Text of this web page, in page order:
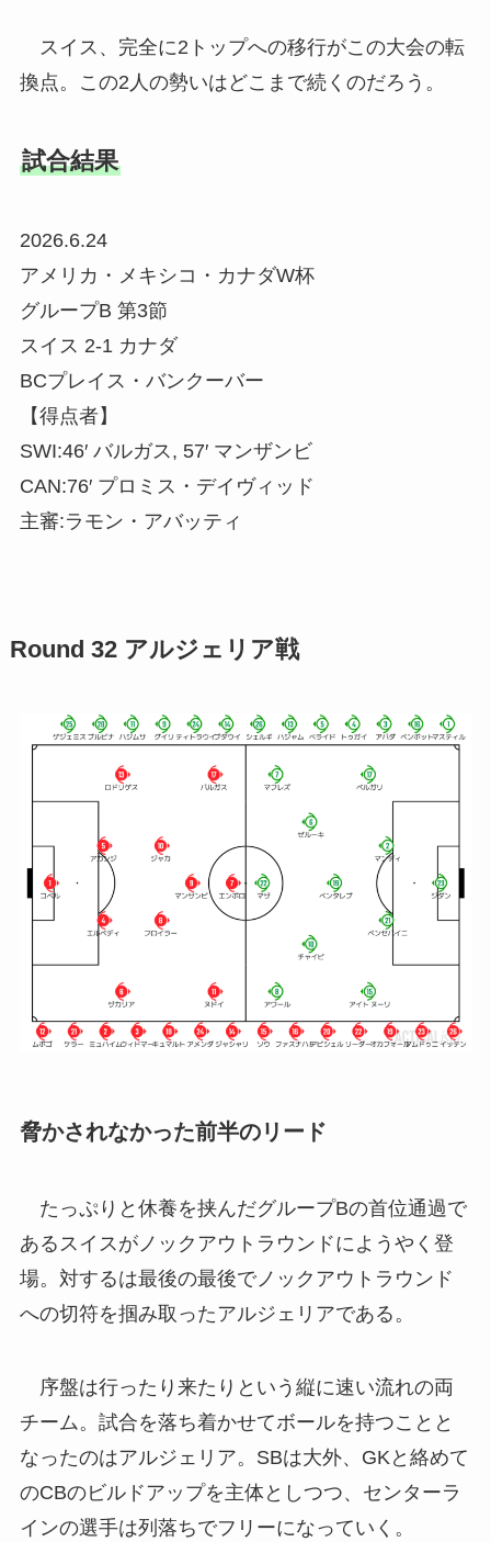
スイス、完全に2トップへの移行がこの大会の転
換点。この2人の勢いはどこまで続くのだろう。
試合結果
2026.6.24
アメリカ・メキシコ・カナダW杯
グループB 第3節
スイス 2-1 カナダ
BCプレイス・バンクーバー
【得点者】
SWI:46′ バルガス, 57′ マンザンビ
CAN:76′ プロミス・デイヴィッド
主審:ラモン・アバッティ
Round 32 アルジェリア戦
脅かされなかった前半のリード
たっぷりと休養を挟んだグループBの首位通過で
あるスイスがノックアウトラウンドにようやく登
場。対するは最後の最後でノックアウトラウンド
への切符を掴み取ったアルジェリアである。
序盤は行ったり来たりという縦に速い流れの両
チーム。試合を落ち着かせてボールを持つことと
なったのはアルジェリア。SBは大外、GKと絡めて
のCBのビルドアップを主体としつつ、センターラ
インの選手は列落ちでフリーになっていく。